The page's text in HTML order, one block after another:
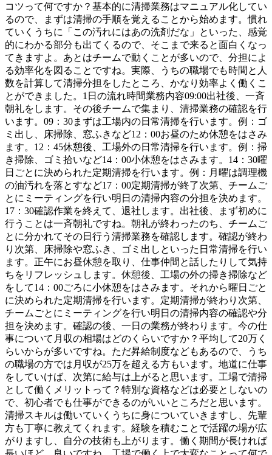
コツって何ですか？基本的に清掃業務はマニュアル化してい
るので、まずは清掃の手順を覚えることから始めます。慣れ
ていくうちに「この汚れにはあの洗剤だな」といった、感覚
的にわかる部分も出てくるので、そこまで来ると面白くなっ
てきますよ。あとはチームで動くことが多いので、分担によ
る効率化を図ることですね。実際、うちの職場でも時間と人
数を計算して清掃分担をしたところ、かなり効率よく働くこ
とができました。1日の流れ時間業務内容09:00出社後、一斉
朝礼をします。その後チームで集まり、清掃業務の確認を行
います。09：30まずは工場内の日常清掃を行います。例：ゴ
ミ出し、床掃除、窓ふきなど12：00お昼のため休憩をはさみ
ます。12：45休憩後、工場外の日常清掃を行います。例：掃
き掃除、ゴミ拾いなど14：00小休憩をはさみます。14：30曜
日ごとに決められた定期清掃を行います。例：月曜は調理機
の油汚れを落とすなど17：00定期清掃が終了次第、チームご
とにミーティングを行い明日の清掃内容の分担を決めます。
17：30確認作業を終えて、退社します。出社後、まず初めに
行うことは一斉朝礼ですね。朝礼が終わったのち、チームご
とに分かれてその日行う清掃業務を確認します。確認が終わ
り次第、床掃除や窓ふき、ゴミ出しといった日常清掃を行い
ます。正午にお昼休憩を取り、仕事仲間と話したりして気持
ちをリフレッシュします。休憩後、工場の外の掃き掃除など
をして14：00ごろに小休憩をはさみます。それから曜日ごと
に決められた定期清掃を行います。定期清掃が終わり次第、
チームごとにミーティングを行い明日の清掃内容の確認や分
担を決めます。確認の後、一日の業務が終わります。今の仕
事について月収の相場はどのくらいですか？平均して20万く
らいからが多いですね。ただ昇給制度などもあるので、うち
の職場の方では月収が25万を超える方もいます。地道に仕事
をしていけば、次第に給与は上がると思います。工場で清掃
として働くメリットって？特別な資格などは必要としないの
で、初心者でも仕事ができるのがいいところだと思います。
清掃スキルは働いていくうちに身についていきますし、先輩
方も丁寧に教えてくれます。経験を積むことで活躍の場が広
がりますし、自分の技術も上がります。働く期間が長ければ